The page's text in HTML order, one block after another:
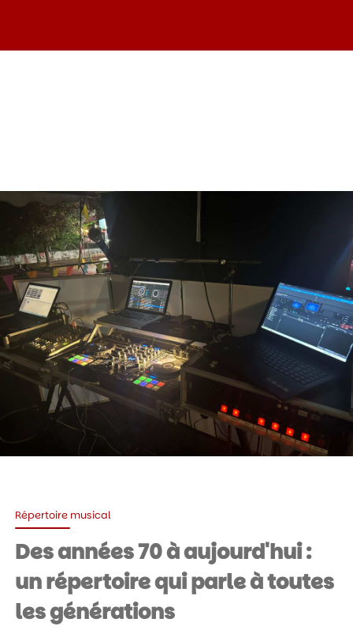
Répertoire musical
Des années 70 à aujourd'hui :
un répertoire qui parle à toutes
les générations